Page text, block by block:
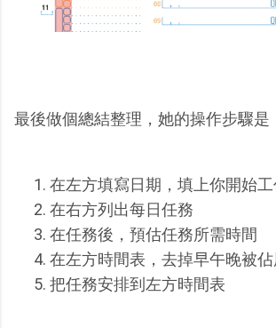
最後做個總結整理，她的操作步驟是
在左方填寫日期，填上你開始
在右方列出每日任務
在任務後，預估任務所需時間
在左方時間表，去掉早午晚被
把任務安排到左方時間表